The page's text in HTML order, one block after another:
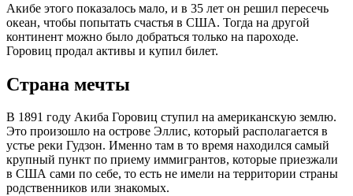
Акибе этого показалось мало, и в 35 лет он решил пересечь
океан, чтобы попытать счастья в США. Тогда на другой
континент можно было добраться только на пароходе.
Горовиц продал активы и купил билет.
Страна мечты
В 1891 году Акиба Горовиц ступил на американскую землю.
Это произошло на острове Эллис, который располагается в
устье реки Гудзон. Именно там в то время находился самый
крупный пункт по приему иммигрантов, которые приезжали
в США сами по себе, то есть не имели на территории страны
родственников или знакомых.